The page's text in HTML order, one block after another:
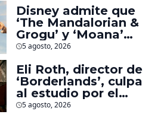
Marvel, Pixar y ‘Star
Wars’
Disney admite que
‘The Mandalorian &
Grogu’ y ‘Moana’
fueron decepciones
lograron algo
especial
5 agosto, 2026
Eli Roth, director de
‘Borderlands’, culpa
al estudio por el
fracaso de la
5 agosto, 2026